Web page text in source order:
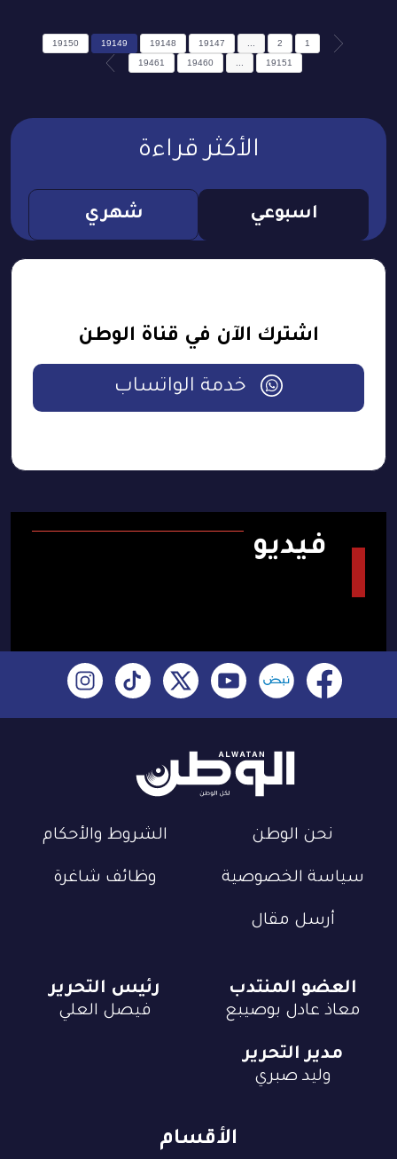
1
2
19147
19148
19149
19150
19151
19460
19461
الأكثر قراءة
اسبوعي شهري
اشترك الآن في قناة الوطن
خدمة الواتساب
فيديو
نحن الوطن الشروط والأحكام
سياسة الخصوصية وظائف شاغرة
أرسل مقال
الأقسام
العضو المنتدب
معاذ عادل بوصيبع
رئيس التحرير
فيصل العلي
مدير التحرير
وليد صبري